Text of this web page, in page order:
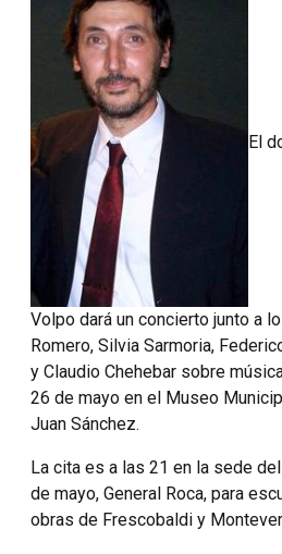
El
Volpo dará un concierto junto a
Romero, Silvia Sarmoria,
y Claudio Chehebar sobre
26 de mayo en el Museo
Juan Sánchez.
La cita es a las 21 en la sede
de mayo, General Roca, para
obras de Frescobaldi y